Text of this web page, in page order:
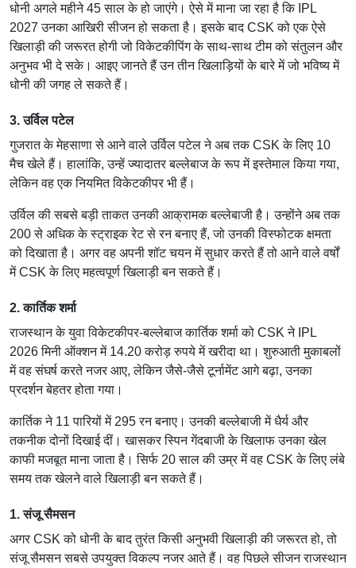
धोनी अगले महीने 45 साल के हो जाएंगे। ऐसे में माना जा रहा है कि IPL
2027 उनका आखिरी सीजन हो सकता है। इसके बाद CSK को एक ऐसे
खिलाड़ी की जरूरत होगी जो विकेटकीपिंग के साथ-साथ टीम को संतुलन और
अनुभव भी दे सके। आइए जानते हैं उन तीन खिलाड़ियों के बारे में जो भविष्य में
धोनी की जगह ले सकते हैं।
3. उर्विल पटेल
गुजरात के मेहसाणा से आने वाले उर्विल पटेल ने अब तक CSK के लिए 10
मैच खेले हैं। हालांकि, उन्हें ज्यादातर बल्लेबाज के रूप में इस्तेमाल किया गया,
लेकिन वह एक नियमित विकेटकीपर भी हैं।
उर्विल की सबसे बड़ी ताकत उनकी आक्रामक बल्लेबाजी है। उन्होंने अब तक
200 से अधिक के स्ट्राइक रेट से रन बनाए हैं, जो उनकी विस्फोटक क्षमता
को दिखाता है। अगर वह अपनी शॉट चयन में सुधार करते हैं तो आने वाले वर्षों
में CSK के लिए महत्वपूर्ण खिलाड़ी बन सकते हैं।
2. कार्तिक शर्मा
राजस्थान के युवा विकेटकीपर-बल्लेबाज कार्तिक शर्मा को CSK ने IPL
2026 मिनी ऑक्शन में 14.20 करोड़ रुपये में खरीदा था। शुरुआती मुकाबलों
में वह संघर्ष करते नजर आए, लेकिन जैसे-जैसे टूर्नामेंट आगे बढ़ा, उनका
प्रदर्शन बेहतर होता गया।
कार्तिक ने 11 पारियों में 295 रन बनाए। उनकी बल्लेबाजी में धैर्य और
तकनीक दोनों दिखाई दीं। खासकर स्पिन गेंदबाजी के खिलाफ उनका खेल
काफी मजबूत माना जाता है। सिर्फ 20 साल की उम्र में वह CSK के लिए लंबे
समय तक खेलने वाले खिलाड़ी बन सकते हैं।
1. संजू सैमसन
अगर CSK को धोनी के बाद तुरंत किसी अनुभवी खिलाड़ी की जरूरत हो, तो
संजू सैमसन सबसे उपयुक्त विकल्प नजर आते हैं। वह पिछले सीजनराजस्थान